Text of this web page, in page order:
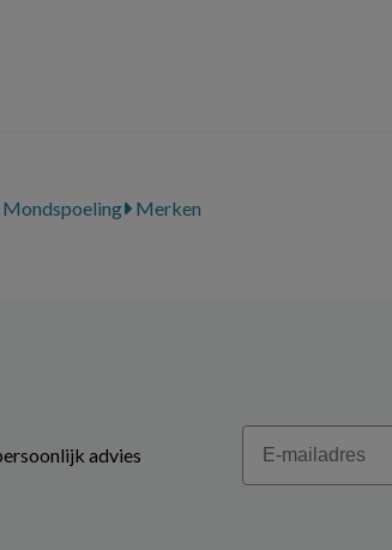
Mondspoeling Merken
advies
Email